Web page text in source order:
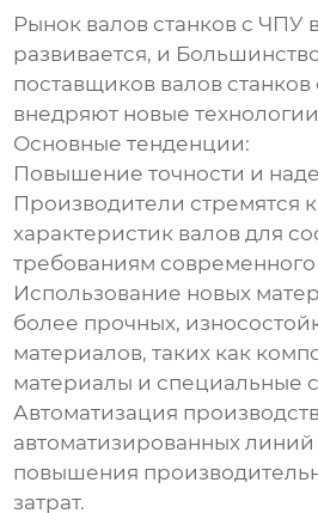
Рынок валов станков с ЧПУ
развивается, и
поставщиков валов
внедряют новые
Основные тенденции:
Повышение точности и
Производители стремятся
характеристик валов для
требованиям
Использование новых
более прочных,
материалов, таких как
материалы и специальные
Автоматизация
автоматизированных
повышения
затрат.